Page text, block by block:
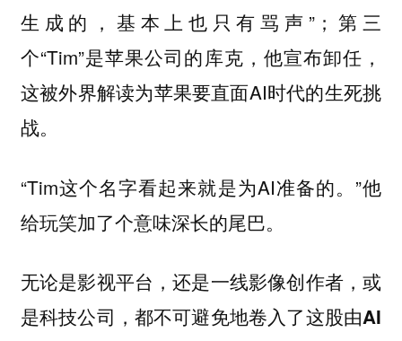
生成的，基本上也只有骂声”；第三
个“Tim”是苹果公司的库克，他宣布卸任，
这被外界解读为苹果要直面AI时代的生死挑
战。
“Tim这个名字看起来就是为AI准备的。”他
给玩笑加了个意味深长的尾巴。
无论是影视平台，还是一线影像创作者，或
是科技公司，都不可避免地卷入了这股由AI